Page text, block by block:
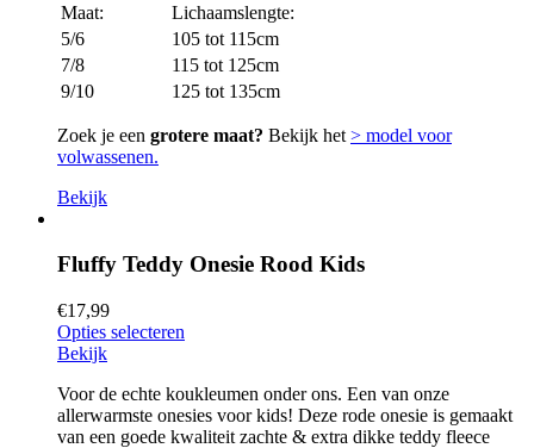
Maat:
Lichaamslengte:
5/6
105 tot 115cm
7/8
115 tot 125cm
9/10
125 tot 135cm
Zoek je een grotere maat? Bekijk het > model voor
volwassenen.
Bekijk
Fluffy Teddy Onesie Rood Kids
€17,99
Opties selecteren
Bekijk
Voor de echte koukleumen onder ons. Een van onze
allerwarmste onesies voor kids! Deze rode onesie is gemaakt
van een goede kwaliteit zachte & extra dikke teddy fleece